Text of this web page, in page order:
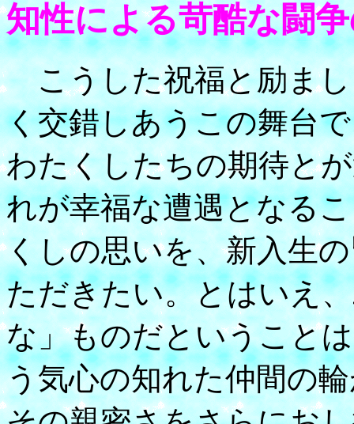
知性による苛酷な闘
こうした祝福と励まし
く交錯しあうこの舞台
わたくしたちの期待と
れが幸福な遭遇となる
くしの思いを、新入生
ただきたい。とはいえ
な」ものだということ
う気心の知れた仲間の